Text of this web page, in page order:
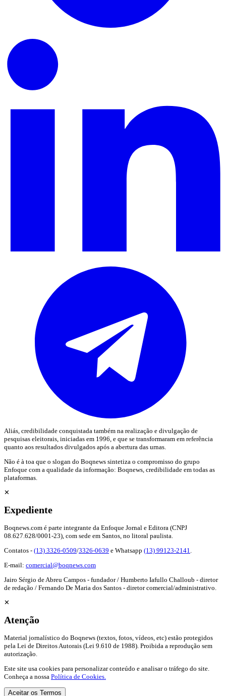
Aliás, credibilidade conquistada também na realização e divulgação de
pesquisas eleitorais, iniciadas em 1996, e que se transformaram em referência
quanto aos resultados divulgados após a abertura das urnas.
Não é à toa que o slogan do Boqnews sintetiza o compromisso do grupo
Enfoque com a qualidade da informação: Boqnews, credibilidade em todas as
plataformas.
✕
Expediente
Boqnews.com é parte integrante da Enfoque Jornal e Editora (CNPJ
08.627.628/0001-23), com sede em Santos, no litoral paulista.
Contatos - (13) 3326-0509/3326-0639 e Whatsapp (13) 99123-2141
E-mail: comercial@boqnews.com
Jairo Sérgio de Abreu Campos - fundador / Humberto Iafullo Challoub - diretor
de redação / Fernando De Maria dos Santos - diretor comercial/administrativo.
✕
Atenção
Material jornalístico do Boqnews (textos, fotos, vídeos, etc) estão protegidos
pela Lei de Direitos Autorais (Lei 9.610 de 1988). Proibida a reprodução sem
autorização.
Este site usa cookies para personalizar conteúdo e analisar o tráfego do site.
Conheça a nossa Política de Cookies.
Aceitar os Termos